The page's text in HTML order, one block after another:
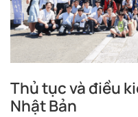
Thủ tục và điều
Nhật Bản